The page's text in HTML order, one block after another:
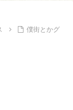
僕街とかグ